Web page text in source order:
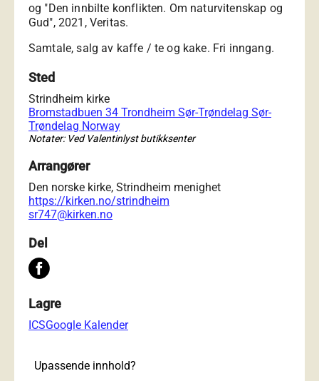
og "Den innbilte konflikten. Om naturvitenskap og
Gud", 2021, Veritas.
Samtale, salg av kaffe / te og kake. Fri inngang.
Sted
Strindheim kirke
Bromstadbuen 34 Trondheim Sør-Trøndelag Sør-
Trøndelag Norway
Notater: Ved Valentinlyst butikksenter
Arrangører
Den norske kirke, Strindheim menighet
https://kirken.no/strindheim
sr747@kirken.no
Del
Lagre
ICSGoogle Kalender
Upassende innhold?